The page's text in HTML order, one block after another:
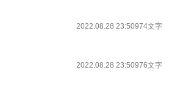
2022.08.28 23:50974文字
2022.08.28 23:50976文字